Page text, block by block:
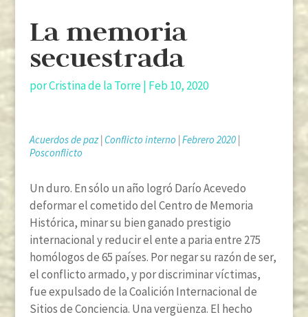
La memoria
secuestrada
porCristina de la Torre| Feb 10, 2020
Acuerdos de paz|Conflicto interno |Febrero 2020|
Posconflicto
Un duro. En sólo un año logró Darío Acevedo
deformar el cometido del Centro de Memoria
Histórica, minar su bien ganado prestigio
internacional y reducir el ente a paria entre 275
homólogos de 65 países. Por negar su razón de ser,
el conflicto armado, y por discriminar víctimas,
fue expulsado de la Coalición Internacional de
Sitios de Conciencia. Una vergüenza. El hecho